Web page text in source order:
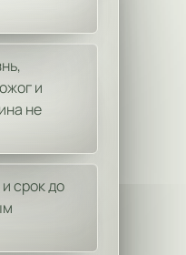
и
не
срок до